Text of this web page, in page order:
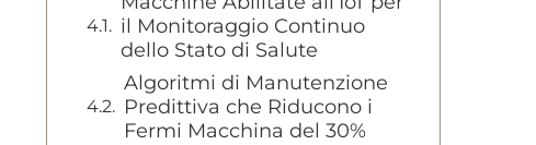
il Monitoraggio Continuo
dello Stato di Salute
Algoritmi di Manutenzione
Predittiva che Riducono i
Fermi Macchina del 30%